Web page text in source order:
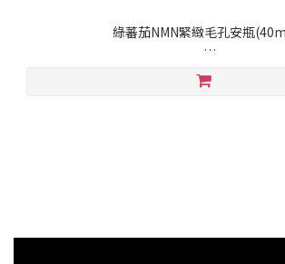
綠蕃茄NMN緊緻毛孔安瓶
❇️【3D 立體塑顏 】 重建ECM細胞